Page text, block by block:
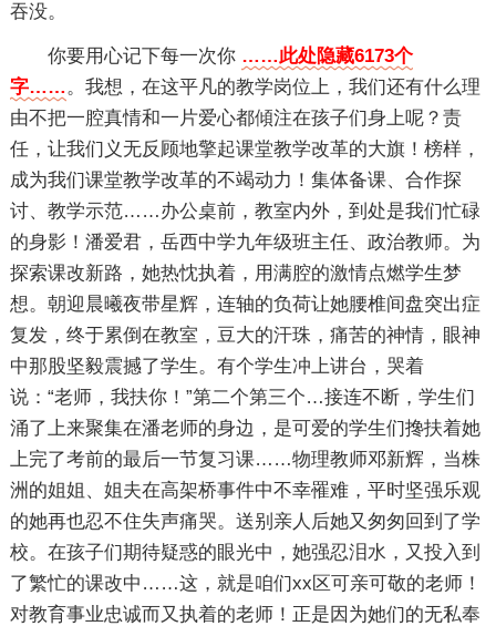
吞没。
你要用心记下每一次你 ……此处隐藏6173个
字……。我想，在这平凡的教学岗位上，我们还有什么理
由不把一腔真情和一片爱心都傾注在孩子们身上呢？责
任，让我们义无反顾地擎起课堂教学改革的大旗！榜样，
成为我们课堂教学改革的不竭动力！集体备课、合作探
讨、教学示范……办公桌前，教室内外，到处是我们忙碌
的身影！潘爱君，岳西中学九年级班主任、政治教师。为
探索课改新路，她热忱执着，用满腔的激情点燃学生梦
想。朝迎晨曦夜带星辉，连轴的负荷让她腰椎间盘突出症
复发，终于累倒在教室，豆大的汗珠，痛苦的神情，眼神
中那股坚毅震撼了学生。有个学生冲上讲台，哭着
说：“老师，我扶你！”第二个第三个…接连不断，学生们
涌了上来聚集在潘老师的身边，是可爱的学生们搀扶着她
上完了考前的最后一节复习课……物理教师邓新辉，当株
洲的姐姐、姐夫在高架桥事件中不幸罹难，平时坚强乐观
的她再也忍不住失声痛哭。送别亲人后她又匆匆回到了学
校。在孩子们期待疑惑的眼光中，她强忍泪水，又投入到
了繁忙的课改中……这，就是咱们xx区可亲可敬的老师！
对教育事业忠诚而又执着的老师！正是因为她们的无私奉